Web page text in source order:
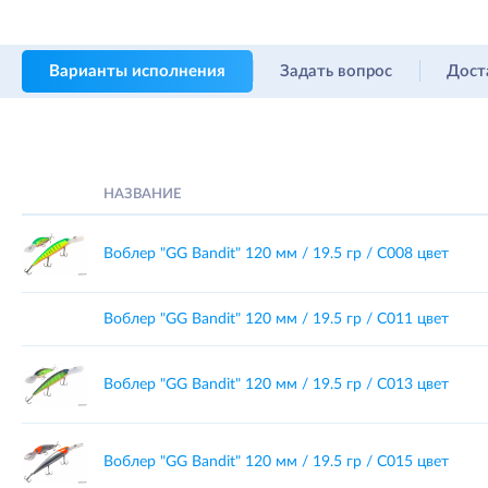
Варианты исполнения Задать вопрос
НАЗВАНИЕ
Воблер "GG Bandit" 120 мм / 19.5 гр / C008 цвет
Воблер "GG Bandit" 120 мм / 19.5 гр / C011 цвет
Воблер "GG Bandit" 120 мм / 19.5 гр / C013 цвет
Воблер "GG Bandit" 120 мм / 19.5 гр / C015 цвет